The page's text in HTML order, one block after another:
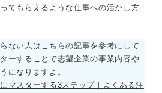
てもらえるような仕事への活かし方
ない人はこちらの記事を参考にして
ーすることで志望企業の事業内容や
になりますよ。
マスターする3ステップ｜よくある注